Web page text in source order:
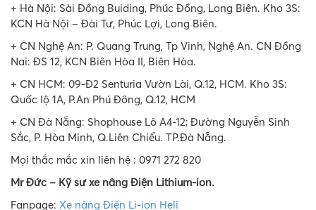
+ Hà Nội: Sài Đồng Buiding, Phúc Đồng, Long Biên. Kho 3S:
KCN Hà Nội – Đài Tư, Phúc Lợi, Long Biên.
+ CN Nghệ An: P. Quang Trung, Tp Vinh, Nghệ An. CN Đồng
Nai: ĐS 12, KCN Biên Hòa II, Biên Hòa.
+ CN HCM: 09-Đ2 Senturia Vườn Lài, Q.12, HCM. Kho 3S:
Quốc lộ 1A, P.An Phú Đông, Q.12, HCM
+ CN Đà Nẵng: Shophouse Lô A4-12; Đường Nguyễn Sinh
Sắc, P. Hòa Minh, Q.Liên Chiểu. TP.Đà Nẵng.
Mọi thắc mắc xin liên hệ : 0971 272 820
Mr Đức – Kỹ sư xe nâng Điện Lithium-ion.
Fanpage: Xe nâng Điện Li-ion Heli